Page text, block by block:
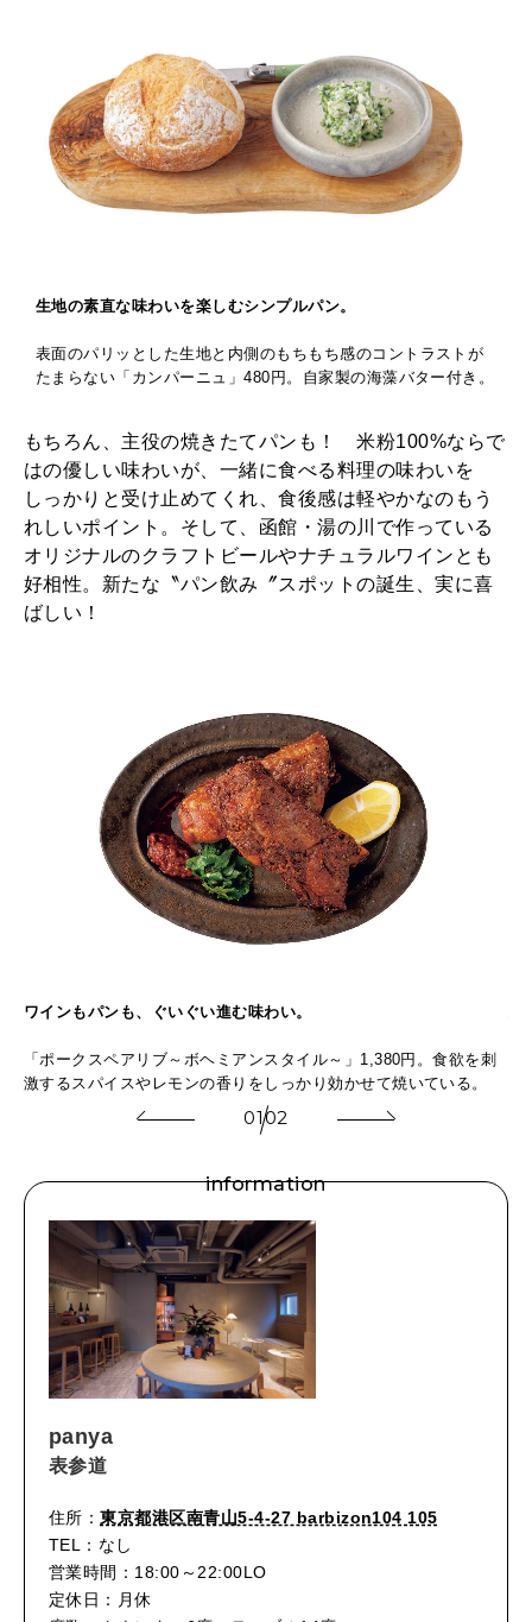
生地の素直な味わいを楽しむシンプルパン。
表面のパリッとした生地と内側のもちもち感のコントラストが
たまらない「カンパーニュ」480円。自家製の海藻バター付き。
もちろん、主役の焼きたてパンも！ 米粉100%ならで
はの優しい味わいが、一緒に食べる料理の味わいを
しっかりと受け止めてくれ、食後感は軽やかなのもう
れしいポイント。そして、函館・湯の川で作っている
オリジナルのクラフトビールやナチュラルワインとも
好相性。新たな〝パン飲み〞スポットの誕生、実に喜
ばしい！
ワインもパンも、ぐいぐい進む味わい。
「ポークスペアリブ～ボヘミアンスタイル～」1,380円。食欲を刺
激するスパイスやレモンの香りをしっかり効かせて焼いている。
0102
information
panya
表参道
住所：東京都港区南青山5-4-27 barbizon104 105
TEL：なし
営業時間：18:00～22:00LO
定休日：月休